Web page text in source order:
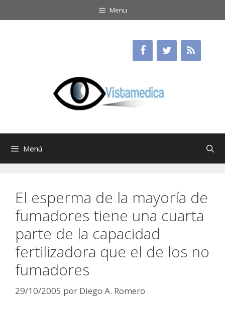
al
Menu
Menú
El esperma de la mayoría de
fumadores tiene una cuarta
parte de la capacidad
fertilizadora que el de los no
fumadores
29/10/2005 por Diego A. Romero